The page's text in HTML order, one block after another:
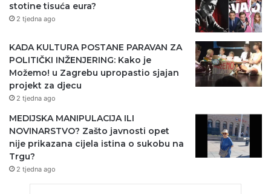
stotine tisuća eura?
2 tjedna ago
KADA KULTURA POSTANE PARAVAN ZA
POLITIČKI INŽENJERING: Kako je
Možemo! u Zagrebu upropastio sjajan
projekt za djecu
2 tjedna ago
MEDIJSKA MANIPULACIJA ILI
NOVINARSTVO? Zašto javnosti opet
nije prikazana cijela istina o sukobu na
Trgu?
2 tjedna ago